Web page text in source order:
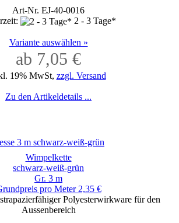
Art-Nr. EJ-40-0016
2 - 3 Tage*
Variante auswählen »
ab 7,05 €
19% MwSt, zzgl. Versand
Zu den Artikeldetails ...
Wimpelkette
schwarz-weiß-grün
Gr. 3 m
pro Meter 2,35 €
Polyesterwirkware für den
Aussenbereich